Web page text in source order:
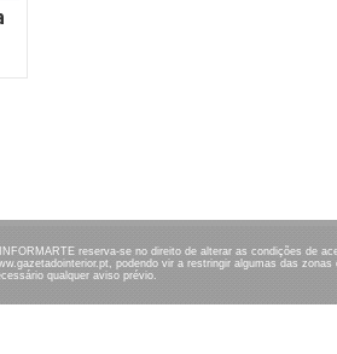
reserva-se no direito de alterar as condições de
podendo vir a restringir algumas das
qualquer aviso prévio.